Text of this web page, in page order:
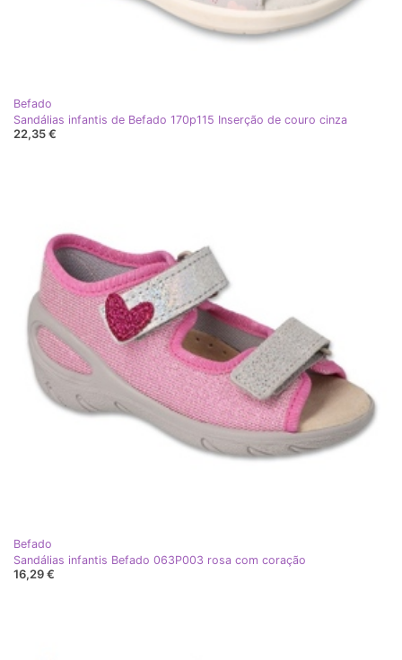
Befado
Sandálias infantis de Befado 170p115 Inserção de couro cinza
22,35 €
Befado
Sandálias infantis Befado 063P003 rosa com coração
16,29 €